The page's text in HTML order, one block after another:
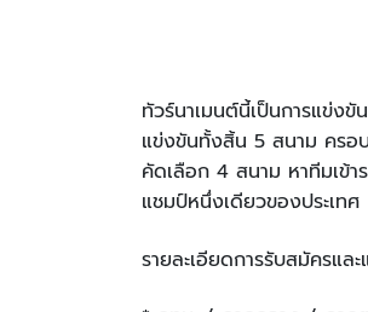
ทัวร์นาเมนต์นี้เป็นการแข่ง
แข่งขันทั้งสิ้น 5 สนาม ครอ
คัดเลือก 4 สนาม หาทีมเข้
แชมป์หนึ่งเดียวของประเทศ
รายละเอียดการรับสมัครแ